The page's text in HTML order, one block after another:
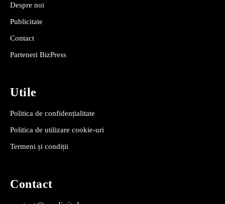
Despre noi
Publicitate
Contact
Parteneri BizPress
Utile
Politica de confidențialitate
Politica de utilizare cookie-uri
Termeni și condiții
Contact